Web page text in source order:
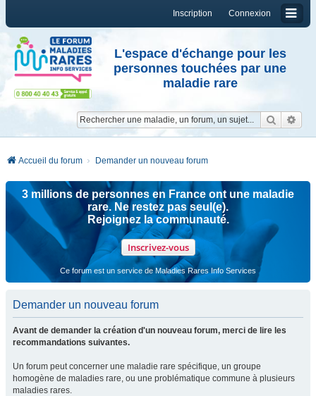
Connexion
Inscription
L'espace d'échange pour les
personnes touchées par une
maladie rare
Accueil du forum Demander un nouveau forum
3 millions de personnes en France ont une maladie
rare. Ne restez pas seul(e).
Rejoignez la communauté.
Inscrivez-vous
Ce forum est un service de Maladies Rares Info Services
Demander un nouveau forum
Avant de demander la création d'un nouveau forum, merci de lire les
recommandations suivantes.
Un forum peut concerner une maladie rare spécifique, un groupe
homogène de maladies rare, ou une problématique commune à plusieurs
maladies rares.